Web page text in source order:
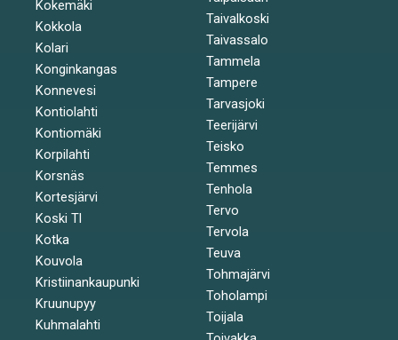
Kokemäki
Kokkola
Kolari
Konginkangas
Konnevesi
Kontiolahti
Kontiomäki
Korpilahti
Korsnäs
Kortesjärvi
Koski Tl
Kotka
Kouvola
Kristiinankaupunki
Kruunupyy
Kuhmalahti
Taivalkoski
Taivassalo
Tammela
Tampere
Tarvasjoki
Teerijärvi
Teisko
Temmes
Tenhola
Tervo
Tervola
Teuva
Tohmajärvi
Toholampi
Toijala